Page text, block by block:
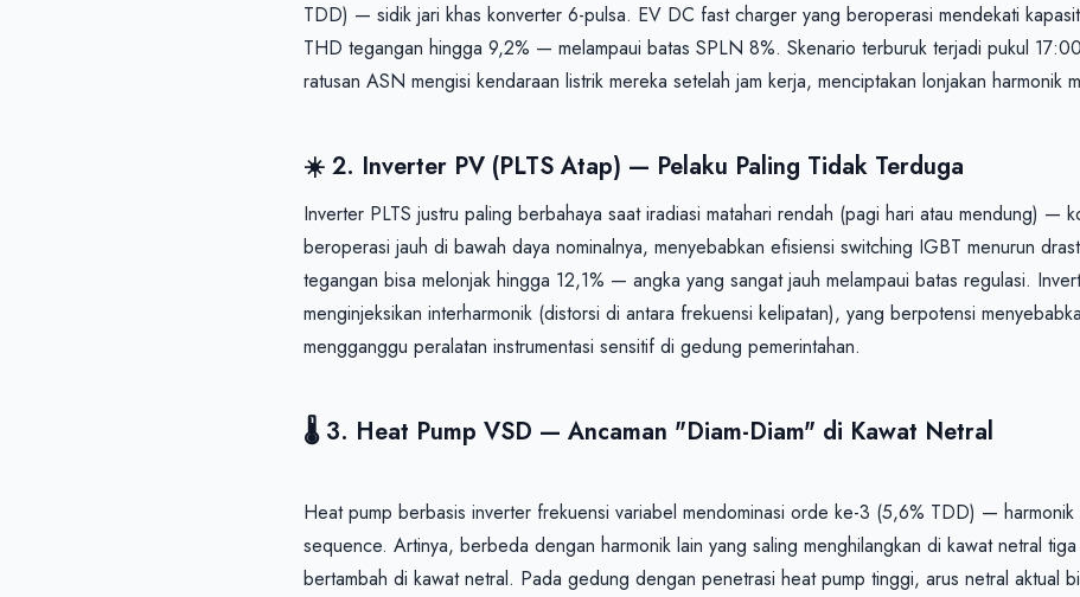
TDD) — sidik jari khas konverter 6-pulsa. EV DC fast charger yang beroperasi mendekati
THD tegangan hingga 9,2% — melampaui batas SPLN 8%. Skenario terburuk terjadi pukul
☀️ 2. Inverter PV (PLTS Atap) — Pelaku Paling Tidak Terduga
Inverter PLTS justru paling berbahaya saat iradiasi matahari rendah (pagi hari atau mendung) —
beroperasi jauh di bawah daya nominalnya, menyebabkan efisiensi switching IGBT menurun
tegangan bisa melonjak hingga 12,1% — angka yang sangat jauh melampaui batas regulasi.
menginjeksikan interharmonik (distorsi di antara frekuensi kelipatan), yang berpotensi
mengganggu peralatan instrumentasi sensitif di gedung pemerintahan.
🌡️ 3. Heat Pump VSD — Ancaman "Diam-Diam" di Kawat Netral
Heat pump berbasis inverter frekuensi variabel mendominasi orde ke-3 (5,6% TDD) —
sequence. Artinya, berbeda dengan harmonik lain yang saling menghilangkan di kawat netral
bertambah di kawat netral. Pada gedung dengan penetrasi heat pump tinggi, arus netral aktual